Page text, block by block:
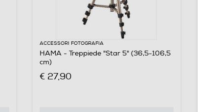
ACCESSORI FOTOGRAFIA
HAMA - Treppiede "Star 5" (36,5-106,5
cm)
€ 27,90